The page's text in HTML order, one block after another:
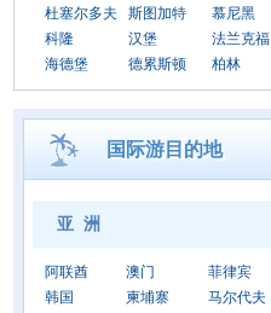
杜塞尔多夫 斯图加特
慕尼黑
科隆
汉堡
法兰克福
海德堡
德累斯顿 柏林
国际游目的地
亚 洲
阿联酋 澳门
菲律宾
韩国
柬埔寨
马尔代夫